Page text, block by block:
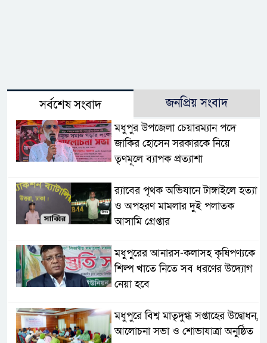
সর্বশেষ সংবাদ জনপ্রিয় সংবাদ
মধুপুর উপজেলা চেয়ারম্যান পদে
জাকির হোসেন সরকারকে নিয়ে
তৃণমূলে ব্যাপক প্রত্যাশা
র‌্যাবের পৃথক অভিযানে টাঙ্গাইলে হত্যা
ও অপহরণ মামলার দুই পলাতক
আসামি গ্রেপ্তার
মধুপুরের আনারস-কলাসহ কৃষিপণ্যকে
শিল্প খাতে নিতে সব ধরণের উদ্যোগ
নেয়া হবে
মধুপুরে বিশ্ব মাতৃদুগ্ধ সপ্তাহের উদ্বোধন,
আলোচনা সভা ও শোভাযাত্রা অনুষ্ঠিত